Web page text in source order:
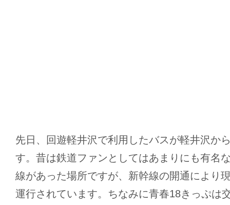
先日、回遊軽井沢で利用したバスが軽井沢か
す。昔は鉄道ファンとしてはあまりにも有名
線があった場所ですが、新幹線の開通により
運行されています。ちなみに青春18きっぷは